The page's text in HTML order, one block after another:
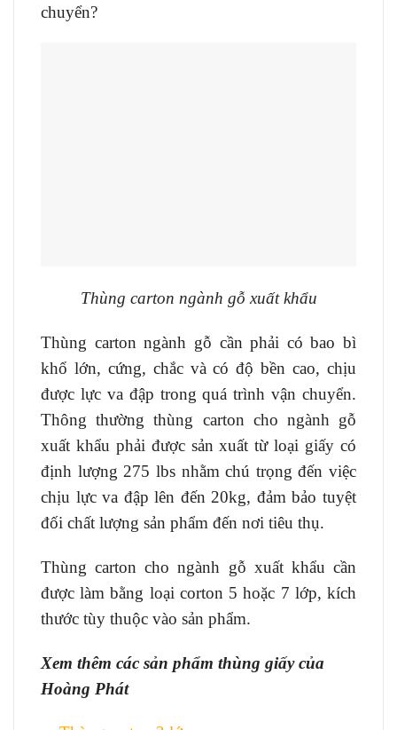
chuyển?
Thùng carton ngành gỗ xuất khẩu
Thùng carton ngành gỗ cần phải có bao bì
khổ lớn, cứng, chắc và có độ bền cao, chịu
được lực va đập trong quá trình vận chuyển.
Thông thường thùng carton cho ngành gỗ
xuất khẩu phải được sản xuất từ loại giấy có
định lượng 275 lbs nhằm chú trọng đến việc
chịu lực va đập lên đến 20kg, đảm bảo tuyệt
đối chất lượng sản phẩm đến nơi tiêu thụ.
Thùng carton cho ngành gỗ xuất khẩu cần
được làm bằng loại corton 5 hoặc 7 lớp, kích
thước tùy thuộc vào sản phẩm.
Xem thêm các sản phẩm thùng giấy của
Hoàng Phát